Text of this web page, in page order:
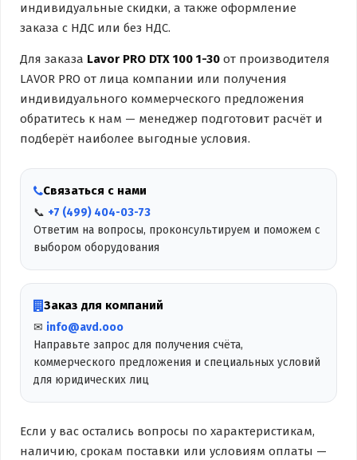
индивидуальные скидки, а также оформление
заказа с НДС или без НДС.
Для заказа Lavor PRO DTX 100 1-30 от производителя
LAVOR PRO от лица компании или получения
индивидуального коммерческого предложения
обратитесь к нам — менеджер подготовит расчёт и
подберёт наиболее выгодные условия.
Связаться с нами
📞 +7 (499) 404-03-73
Ответим на вопросы, проконсультируем и поможем с
выбором оборудования
Заказ для компаний
✉ info@avd.ooo
Направьте запрос для получения счёта,
коммерческого предложения и специальных условий
для юридических лиц
Если у вас остались вопросы по характеристикам,
наличию, срокам поставки или условиям оплаты —